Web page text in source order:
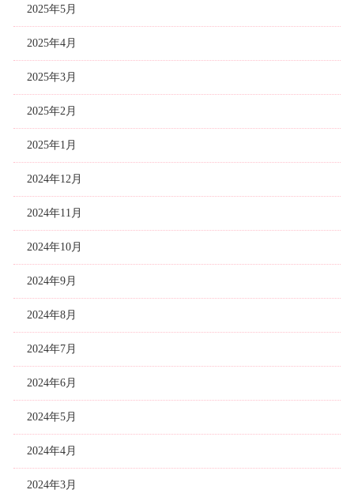
2025年5月
2025年4月
2025年3月
2025年2月
2025年1月
2024年12月
2024年11月
2024年10月
2024年9月
2024年8月
2024年7月
2024年6月
2024年5月
2024年4月
2024年3月